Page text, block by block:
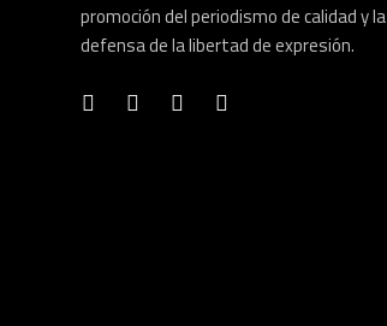
promoción del periodismo de calidad y la
defensa de la libertad de expresión.